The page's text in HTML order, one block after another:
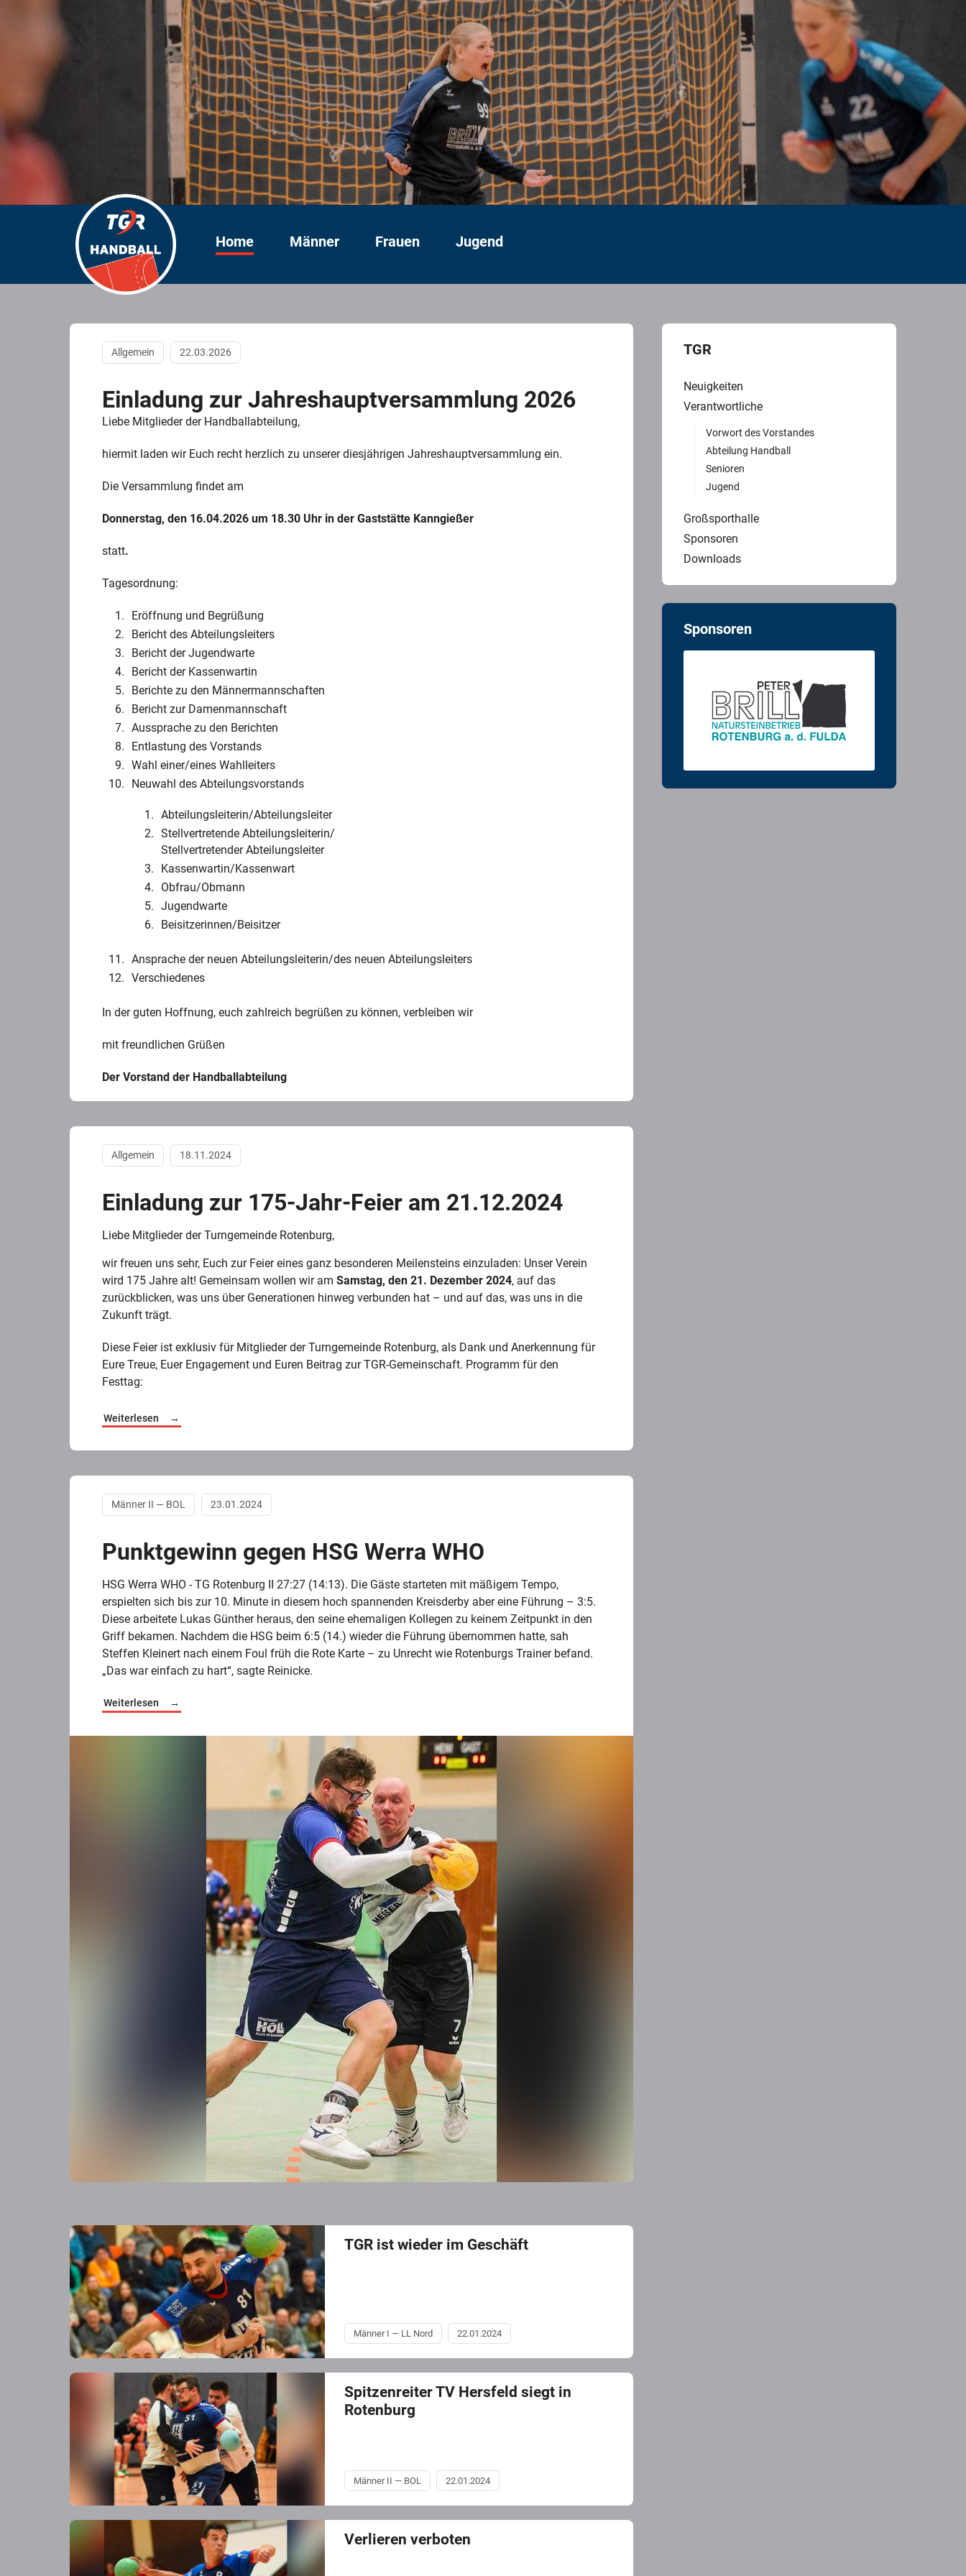
Home Männer Frauen Jugend
Einladung zur Jahreshauptversammlung 2026
Allgemein 22.03.2026
Liebe Mitglieder der Handballabteilung,
hiermit laden wir Euch recht herzlich zu unserer diesjährigen Jahreshauptversammlung ein.
Die Versammlung findet am
Donnerstag, den 16.04.2026 um 18.30 Uhr in der Gaststätte Kanngießer
statt.
Tagesordnung:
Eröffnung und Begrüßung
Bericht des Abteilungsleiters
Bericht der Jugendwarte
Bericht der Kassenwartin
Berichte zu den Männermannschaften
Bericht zur Damenmannschaft
Aussprache zu den Berichten
Entlastung des Vorstands
Wahl einer/eines Wahlleiters
Neuwahl des Abteilungsvorstands
Abteilungsleiterin/Abteilungsleiter
Stellvertretende Abteilungsleiterin/
Stellvertretender Abteilungsleiter
Kassenwartin/Kassenwart
Obfrau/Obmann
Jugendwarte
Beisitzerinnen/Beisitzer
Ansprache der neuen Abteilungsleiterin/des neuen Abteilungsleiters
Verschiedenes
In der guten Hoffnung, euch zahlreich begrüßen zu können, verbleiben wir
mit freundlichen Grüßen
Der Vorstand der Handballabteilung
Einladung zur 175-Jahr-Feier am 21.12.2024
Allgemein 18.11.2024
Liebe Mitglieder der Turngemeinde Rotenburg,
wir freuen uns sehr, Euch zur Feier eines ganz besonderen Meilensteins einzuladen: Unser Verein
wird 175 Jahre alt! Gemeinsam wollen wir am Samstag, den 21. Dezember 2024, auf das
zurückblicken, was uns über Generationen hinweg verbunden hat – und auf das, was uns in die
Zukunft trägt.
Diese Feier ist exklusiv für Mitglieder der Turngemeinde Rotenburg, als Dank und Anerkennung für
Eure Treue, Euer Engagement und Euren Beitrag zur TGR-Gemeinschaft. Programm für den
Festtag:
Weiterlesen
Punktgewinn gegen HSG Werra WHO
Männer II — BOL 23.01.2024
HSG Werra WHO - TG Rotenburg II 27:27 (14:13). Die Gäste starteten mit mäßigem Tempo,
erspielten sich bis zur 10. Minute in diesem hoch spannenden Kreisderby aber eine Führung – 3:5.
Diese arbeitete Lukas Günther heraus, den seine ehemaligen Kollegen zu keinem Zeitpunkt in den
Griff bekamen. Nachdem die HSG beim 6:5 (14.) wieder die Führung übernommen hatte, sah
Steffen Kleinert nach einem Foul früh die Rote Karte – zu Unrecht wie Rotenburgs Trainer befand.
„Das war einfach zu hart“, sagte Reinicke.
Weiterlesen
TGR ist wieder im Geschäft
Männer I — LL Nord 22.01.2024
Spitzenreiter TV Hersfeld siegt in
Rotenburg
Männer II — BOL 22.01.2024
Verlieren verboten
TGR
Neuigkeiten
Verantwortliche
Vorwort des Vorstandes
Abteilung Handball
Senioren
Jugend
Großsporthalle
Sponsoren
Downloads
Sponsoren